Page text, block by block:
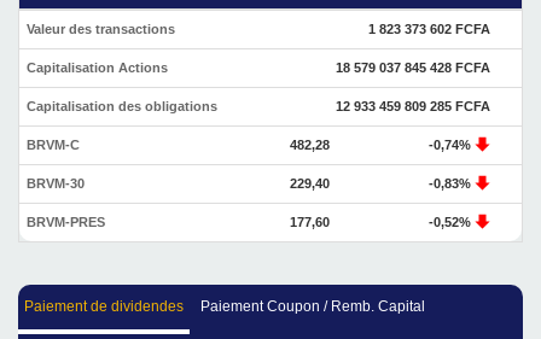
Valeur des transactions 1 823 373 602 FCFA
Capitalisation Actions 18 579 037 845 428 FCFA
Capitalisation des obligations 12 933 459 809 285 FCFA
BRVM-C 482,28 -0,74%
BRVM-30 229,40 -0,83%
BRVM-PRES 177,60 -0,52%
Paiement de dividendes Paiement Coupon / Remb. Capital